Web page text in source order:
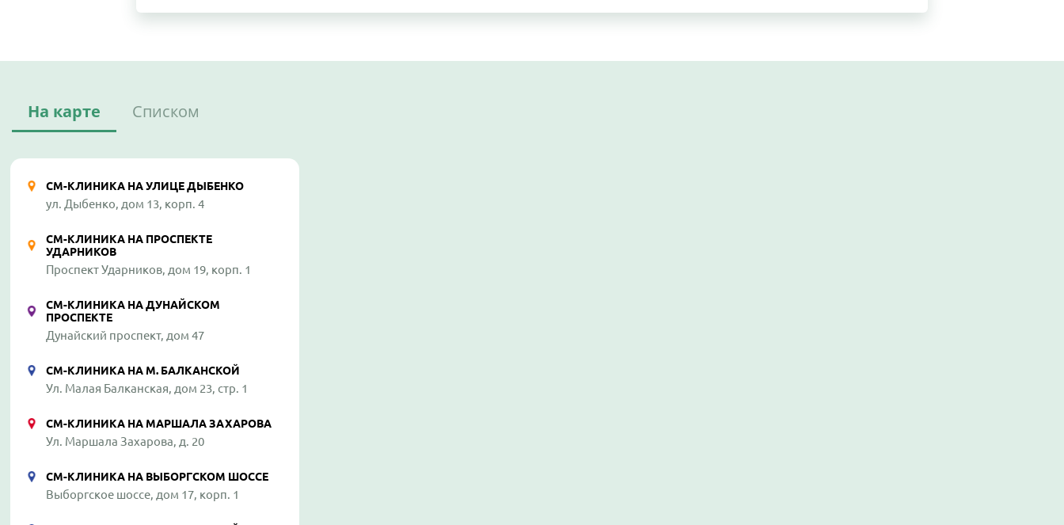
На карте Списком
СМ-КЛИНИКА НА УЛИЦЕ ДЫБЕНКО
ул. Дыбенко, дом 13, корп. 4
СМ-КЛИНИКА НА ПРОСПЕКТЕ
УДАРНИКОВ
Проспект Ударников, дом 19, корп. 1
СМ-КЛИНИКА НА ДУНАЙСКОМ
ПРОСПЕКТЕ
Дунайский проспект, дом 47
СМ-КЛИНИКА НА М. БАЛКАНСКОЙ
Ул. Малая Балканская, дом 23, стр. 1
СМ-КЛИНИКА НА МАРШАЛА ЗАХАРОВА
Ул. Маршала Захарова, д. 20
СМ-КЛИНИКА НА ВЫБОРГСКОМ ШОССЕ
Выборгское шоссе, дом 17, корп. 1